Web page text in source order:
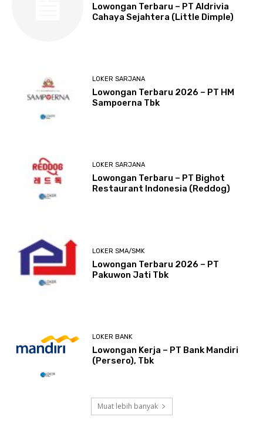
Lowongan Terbaru – PT Aldrivia
Cahaya Sejahtera (Little Dimple)
LOKER SARJANA
Lowongan Terbaru 2026 – PT HM
Sampoerna Tbk
LOKER SARJANA
Lowongan Terbaru – PT Bighot
Restaurant Indonesia (Reddog)
LOKER SMA/SMK
Lowongan Terbaru 2026 – PT
Pakuwon Jati Tbk
LOKER BANK
Lowongan Kerja – PT Bank Mandiri
(Persero), Tbk
Muat lebih banyak